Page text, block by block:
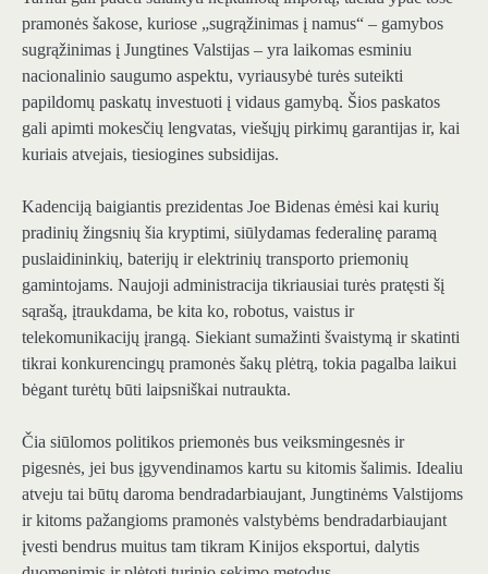
pramonės šakose, kuriose „sugrąžinimas į namus“ – gamybos
sugrąžinimas į Jungtines Valstijas – yra laikomas esminiu
nacionalinio saugumo aspektu, vyriausybė turės suteikti
papildomų paskatų investuoti į vidaus gamybą. Šios paskatos
gali apimti mokesčių lengvatas, viešųjų pirkimų garantijas ir, kai
kuriais atvejais, tiesiogines subsidijas.
Kadenciją baigiantis prezidentas Joe Bidenas ėmėsi kai kurių
pradinių žingsnių šia kryptimi, siūlydamas federalinę paramą
puslaidininkių, baterijų ir elektrinių transporto priemonių
gamintojams. Naujoji administracija tikriausiai turės pratęsti šį
sąrašą, įtraukdama, be kita ko, robotus, vaistus ir
telekomunikacijų įrangą. Siekiant sumažinti švaistymą ir skatinti
tikrai konkurencingų pramonės šakų plėtrą, tokia pagalba laikui
bėgant turėtų būti laipsniškai nutraukta.
Čia siūlomos politikos priemonės bus veiksmingesnės ir
pigesnės, jei bus įgyvendinamos kartu su kitomis šalimis. Idealiu
atveju tai būtų daroma bendradarbiaujant, Jungtinėms Valstijoms
ir kitoms pažangioms pramonės valstybėms bendradarbiaujant
įvesti bendrus muitus tam tikram Kinijos eksportui, dalytis